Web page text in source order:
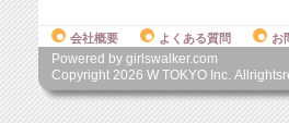
会社概要 よくある質問 お
Powered by girlswalker.com
Copyright 2026 W TOKYO Inc.